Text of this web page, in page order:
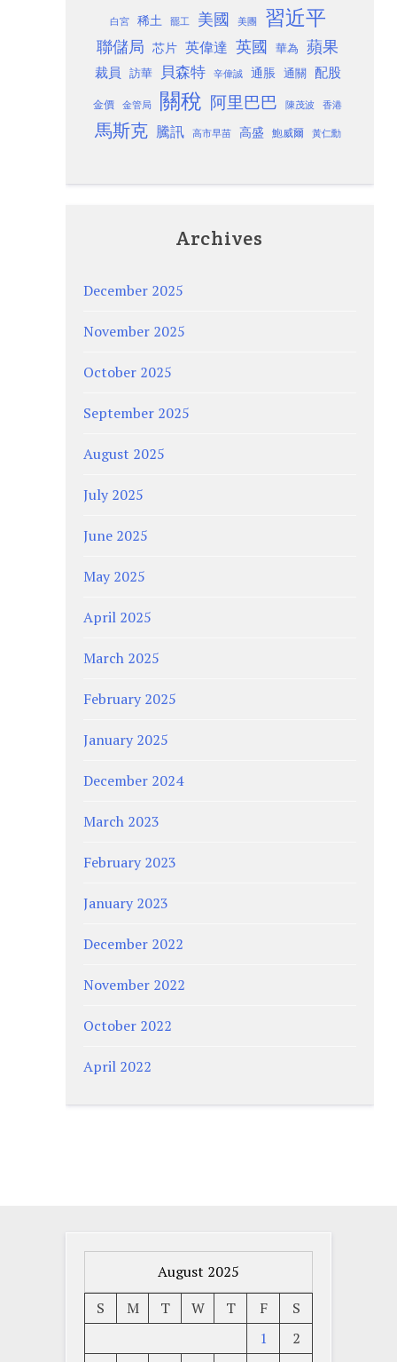
白宮 稀土 罷工 美國 美團 習近平
聯儲局 芯片 英偉達 英國 華為 蘋果
裁員 訪華 貝森特 辛偉誠 通脹 通關 配股
金價 金管局 關稅 阿里巴巴 陳茂波 香港
馬斯克 騰訊 高市早苗 高盛 鮑威爾 黃仁勳
Archives
December 2025
November 2025
October 2025
September 2025
August 2025
July 2025
June 2025
May 2025
April 2025
March 2025
February 2025
January 2025
December 2024
March 2023
February 2023
January 2023
December 2022
November 2022
October 2022
April 2022
August 2025
S
M T W T F
S
1
2